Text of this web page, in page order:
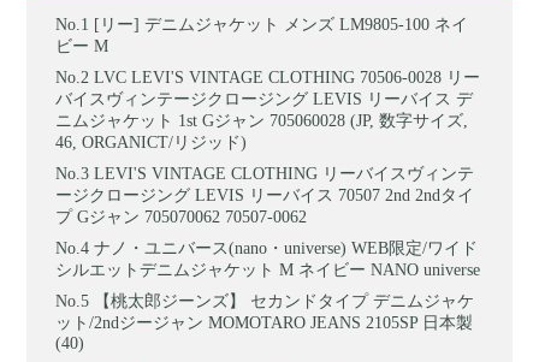
[リー] デニムジャケット メンズ LM9805-100 ネイ
ビー M
LVC LEVI'S VINTAGE CLOTHING 70506-0028 リー
バイスヴィンテージクロージング LEVIS リーバイス デ
ニムジャケット 1st Gジャン 705060028 (JP, 数字サイズ,
46, ORGANICT/リジッド)
LEVI'S VINTAGE CLOTHING リーバイスヴィンテ
ージクロージング LEVIS リーバイス 70507 2nd 2ndタイ
プ Gジャン 705070062 70507-0062
ナノ・ユニバース(nano・universe) WEB限定/ワイド
シルエットデニムジャケット M ネイビー NANO universe
【桃太郎ジーンズ】 セカンドタイプ デニムジャケ
ット/2ndジージャン MOMOTARO JEANS 2105SP 日本製
(40)